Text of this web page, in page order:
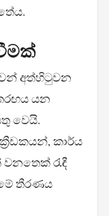
අත්හිටුවන
යන
වෙයි.
කාර්ය
රැඳී
තීරණය